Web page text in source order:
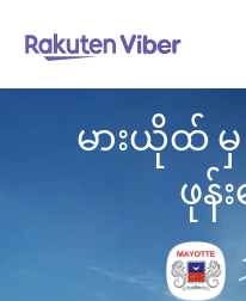
မားယိုထ်
ဖုန်